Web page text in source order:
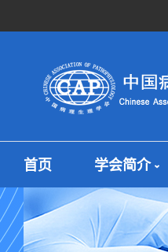
首页 学会简介